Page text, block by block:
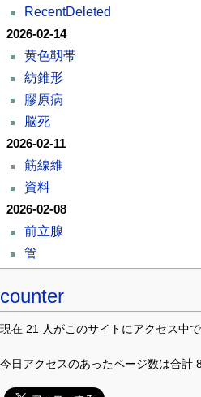
RecentDeleted
2026-02-14
黄色靱帯
紡錐形
膠原病
脳死
2026-02-11
筋線維
資料
2026-02-08
前立腺
管
counter
現在 21 人がこのサイトにアクセス中
今日アクセスのあったページ数は合計